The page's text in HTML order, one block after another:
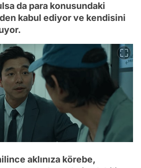
da para konusundaki
kabul ediyor ve kendisini
aklınıza körebe,